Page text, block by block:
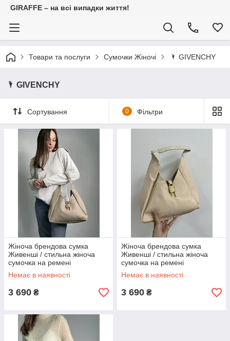
GIRAFFE – на всі випадки життя!
Товари та послуги Сумочки Жіночі 🌂
🌂 GIVENCHY⠀⠀⠀⠀⠀⠀⠀⠀⠀⠀⠀
Сортування 0 Фільтри
Жіноча брендова сумка
Живенші / стильна жіноча
сумочка на ремені
Немає в наявності
3 690 ₴
Жіноча брендова сумка
Живенші / стильна жіноча
сумочка на ремені
Немає в наявності
3 690 ₴